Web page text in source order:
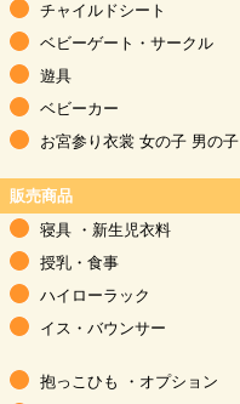
チャイルドシート
ベビーゲート・サークル
遊具
ベビーカー
お宮参り衣裳 女の子 男の子
販売商品
寝具 ・ 新生児衣料
授乳・食事
ハイローラック
イス・バウンサー
抱っこひも ・ オプション